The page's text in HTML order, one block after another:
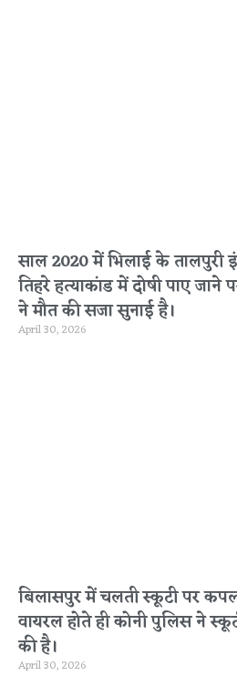
साल 2020 में भिलाई के तालपुरी
तिहरे हत्याकांड में दोषी पाए जाने
ने मौत की सजा सुनाई है।
April 30, 2026
बिलासपुर में चलती स्कूटी पर
वायरल होते ही कोनी पुलिस ने
की है।
April 30, 2026